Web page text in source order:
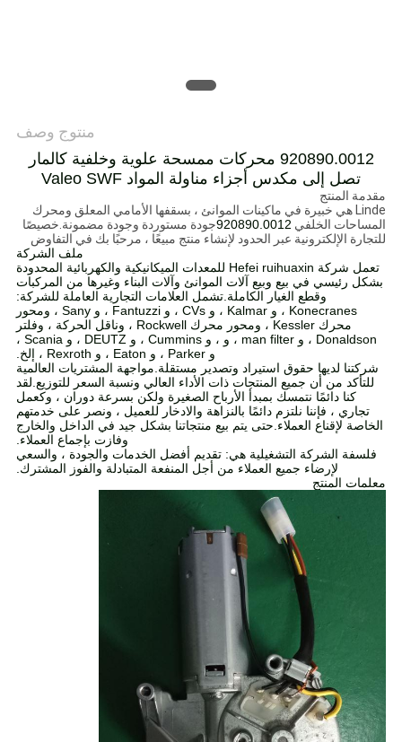
منتوج وصف
920890.0012 محركات ممسحة علوية وخلفية كالمار
تصل إلى مكدس أجزاء مناولة المواد Valeo SWF
مقدمة المنتج
Linde هي خبيرة في ماكينات الموانئ ، بسقفها الأمامي المعلق ومحرك
المساحات الخلفي 920890.0012جودة مستوردة وجودة مضمونة.خصيصًا
للتجارة الإلكترونية عبر الحدود لإنشاء منتج مبيعًا ، مرحبًا بك في التفاوض
ملف الشركة
تعمل شركة Hefei ruihuaxin للمعدات الميكانيكية والكهربائية المحدودة
بشكل رئيسي في بيع وبيع آلات الموانئ وآلات البناء وغيرها من المركبات
وقطع الغيار الكاملة.تشمل العلامات التجارية العاملة للشركة:
Konecranes ، و Kalmar ، و CVs ، و Fantuzzi ، و Sany ، ومحور
محرك Kessler ، ومحور محرك Rockwell ، وناقل الحركة ، وفلتر
Donaldson ، و man filter ، و ، و Cummins ، و DEUTZ ، و Scania ،
و Parker ، و Eaton ، و Rexroth ، إلخ.
شركتنا لديها حقوق استيراد وتصدير مستقلة.مواجهة المشتريات العالمية
للتأكد من أن جميع المنتجات ذات الأداء العالي ونسبة السعر للتوزيع.لقد
كنا دائمًا نتمسك بمبدأ الأرباح الصغيرة ولكن بسرعة دوران ، وكعمل
تجاري ، فإننا نلتزم دائمًا بالنزاهة والادخار للعميل ، ونصر على خدمتهم
الخاصة لإقناع العملاء.حتى يتم بيع منتجاتنا بشكل جيد في الداخل والخارج
وفازت بإجماع العملاء.
فلسفة الشركة التشغيلية هي: تقديم أفضل الخدمات والجودة ، والسعي
لإرضاء جميع العملاء من أجل المنفعة المتبادلة والفوز المشترك.
معلمات المنتج